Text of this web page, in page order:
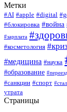
Метки
#AI #apple #digital
#блокировка #война
#зарплата
#косметология
#медицина #наука
#образование #переезд
#санкции #спорт
утрата
Страницы